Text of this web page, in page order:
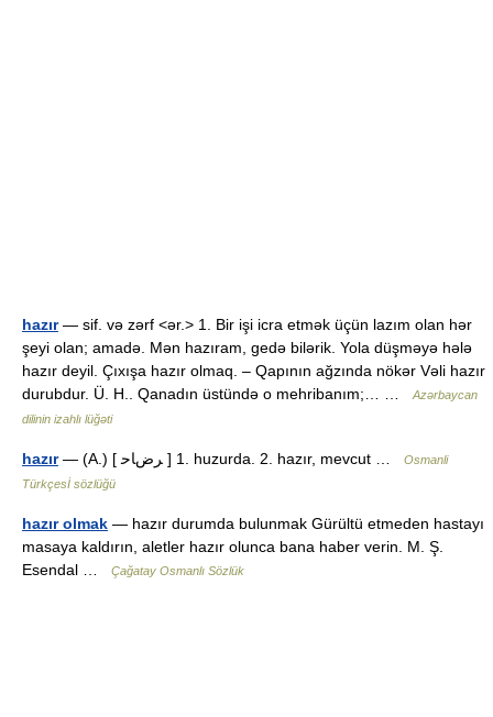
hazır— sif. və zərf <ər.> 1. Bir işi icra etmək üçün lazım olan hər
şeyi olan; amadə. Mən hazıram, gedə bilərik. Yola düşməyə hələ
hazır deyil. Çıxışa hazır olmaq. – Qapının ağzında nökər Vəli hazır
durubdur. Ü. H.. Qanadın üstündə o mehribanım;… …
Azərbaycan
dilinin izahlı lüğəti
hazır — (A.) [ ﺮﺽﺎﺣ ] 1. huzurda. 2. hazır, mevcut …
Osmanli
Türkçesİ sözlüğü
hazır olmak — hazır durumda bulunmak Gürültü etmeden hastayı
masaya kaldırın, aletler hazır olunca bana haber verin. M. Ş.
Esendal …
Çağatay Osmanlı Sözlük